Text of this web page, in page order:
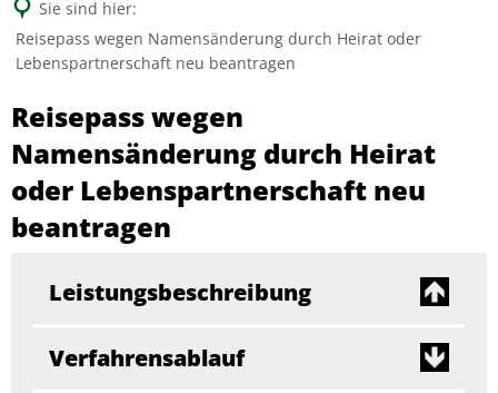
Sie sind hier:
Reisepass wegen Namensänderung durch Heirat oder
Lebenspartnerschaft neu beantragen
Reisepass wegen
Namensänderung durch Heirat
oder Lebenspartnerschaft neu
beantragen
Leistungsbeschreibung
Verfahrensablauf